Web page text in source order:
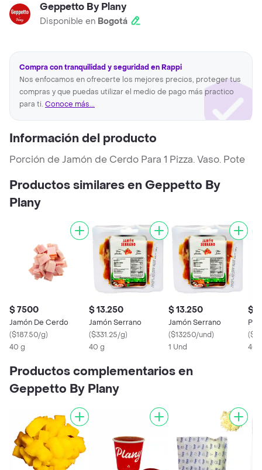
Geppetto By Plany
Disponible en Bogotá
Compra con tranquilidad y seguridad en Rappi
Nos enfocamos en ofrecerte los mejores precios, proteger tus
compras y que puedas utilizar el medio de pago más practico
para ti. Conoce más...
Información del producto
Porción de Jamón de Cerdo Para 1 Pizza. Vaso. Pote
Productos similares en Geppetto By
Plany
$ 7500
Jamón De Cerdo
($187.50/g)
40 g
$ 13.250
Jamón Serrano
($331.25/g)
40 g
$ 13.250
Jamón Serrano
($13250/und)
1 Und
$
(
40
Productos complementarios en
Geppetto By Plany